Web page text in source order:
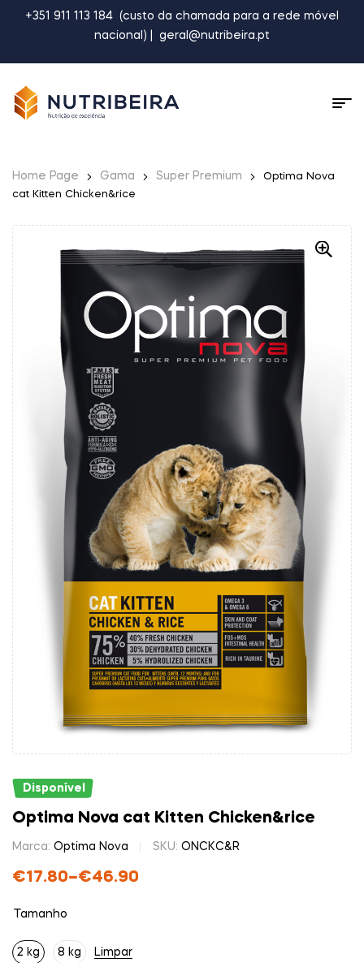
+351 911 113 184 (custo da chamada para a rede móvel
nacional) | geral@nutribeira.pt
Home Page Gama Super Premium
Optima Nova
cat Kitten Chicken&rice
Disponível
Optima Nova cat Kitten Chicken&rice
Marca: Optima Nova SKU: ONCKC&R
€17.80–€46.90
Tamanho
2 kg 8 kg Limpar